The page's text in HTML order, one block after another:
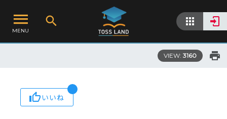
MENU
VIEW: 3160
いいね